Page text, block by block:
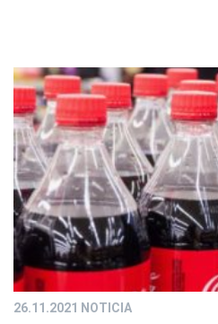
26.11.2021 NOTICIA